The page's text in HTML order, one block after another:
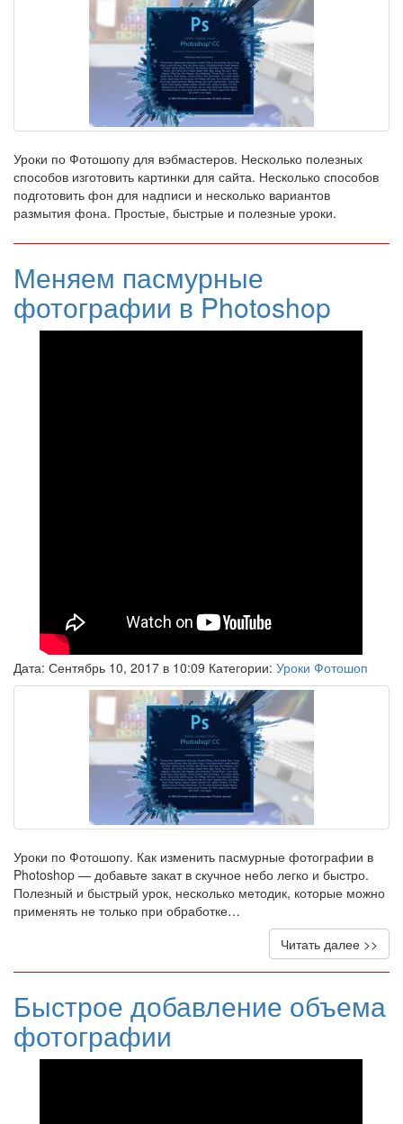
Уроки по Фотошопу для вэбмастеров. Несколько полезных
способов изготовить картинки для сайта. Несколько способов
подготовить фон для надписи и несколько вариантов
размытия фона. Простые, быстрые и полезные уроки.
Меняем пасмурные
фотографии в Photoshop
Дата: Сентябрь 10, 2017 в 10:09 Категории: Уроки Фотошоп
Уроки по Фотошопу. Как изменить пасмурные фотографии в
Photoshop — добавьте закат в скучное небо легко и быстро.
Полезный и быстрый урок, несколько методик, которые можно
применять не только при обработке…
Читать далее >>
Быстрое добавление объема
фотографии